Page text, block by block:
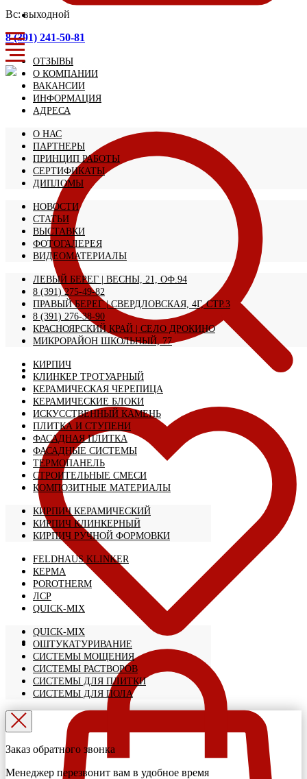
Вс: выходной
8 (391) 241-50-81
ОТЗЫВЫ
О КОМПАНИИ
ВАКАНСИИ
ИНФОРМАЦИЯ
АДРЕСА
О НАС
ПАРТНЕРЫ
ПРИНЦИП РАБОТЫ
СЕРТИФИКАТЫ
ДИПЛОМЫ
НОВОСТИ
СТАТЬИ
ВЫСТАВКИ
ФОТОГАЛЕРЕЯ
ВИДЕОМАТЕРИАЛЫ
ЛЕВЫЙ БЕРЕГ | ВЕСНЫ, 21, ОФ.94
8 (391) 275-49-82
ПРАВЫЙ БЕРЕГ | СВЕРДЛОВСКАЯ, 4Г, СТР.3
8 (391) 276-38-90
КРАСНОЯРСКИЙ КРАЙ | CЕЛО ДРОКИНО
МИКРОРАЙОН ШКОЛЬНЫЙ, 77
КИРПИЧ
КЛИНКЕР ТРОТУАРНЫЙ
КЕРАМИЧЕСКАЯ ЧЕРЕПИЦА
КЕРАМИЧЕСКИЕ БЛОКИ
ИСКУССТВЕННЫЙ КАМЕНЬ
ПЛИТКА И СТУПЕНИ
ФАСАДНАЯ ПЛИТКА
ФАСАДНЫЕ СИСТЕМЫ
ТЕРМОПАНЕЛЬ
СТРОИТЕЛЬНЫЕ СМЕСИ
КОМПОЗИТНЫЕ МАТЕРИАЛЫ
КИРПИЧ КЕРАМИЧЕСКИЙ
КИРПИЧ КЛИНКЕРНЫЙ
КИРПИЧ РУЧНОЙ ФОРМОВКИ
FELDHAUS KLINKER
КЕРМА
POROTHERM
ЛСР
QUICK-MIX
QUICK-MIX
ОШТУКАТУРИВАНИЕ
СИСТЕМЫ МОЩЕНИЯ
СИСТЕМЫ РАСТВОРОВ
СИСТЕМЫ ДЛЯ ПЛИТКИ
СИСТЕМЫ ДЛЯ ПОЛА
Заказ обратного звонка
Менеджер перезвонит вам в удобное время